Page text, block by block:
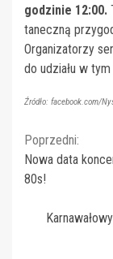
godzinie 12:00.
taneczną
Organizatorzy
do udziału w
Źródło: facebook.com/
Reading
Poprzedni:
Nowa data
80s!